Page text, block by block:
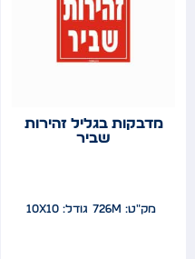
מדבקות בגליל זהירות
שביר
מק"ט: 726M גודל: 10x10